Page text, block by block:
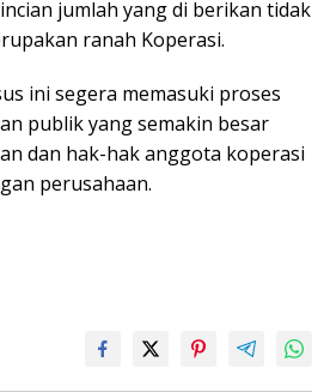
jumlah yang di berikan tidak
ranah Koperasi.
ini segera memasuki proses
publik yang semakin besar
dan hak-hak anggota koperasi
perusahaan.